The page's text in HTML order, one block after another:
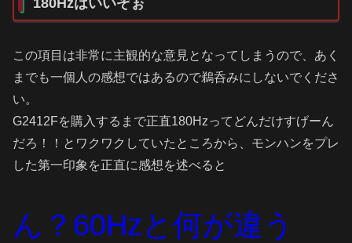
この項目は非常に主観的な意見となってしまうので、あく
までも一個人の感想ではあるので鵜呑みにしないでくださ
い。
G2412Fを購入するまで正直180Hzってどんだけすげーん
だろ！！とワクワクしていたところから、モンハンをプレ
した第一印象を正直に感想を述べると
ん？60Hzと何が違う